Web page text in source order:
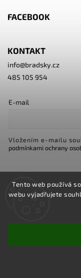
Tento web používá
webu vyjadřujete
FACEBOOK
KONTAKT
info@bradsky.cz
485 105 954
E-mail
Vložením e-mailu
podmínkami ochrany